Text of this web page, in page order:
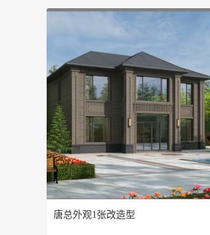
唐总外观1张改造型